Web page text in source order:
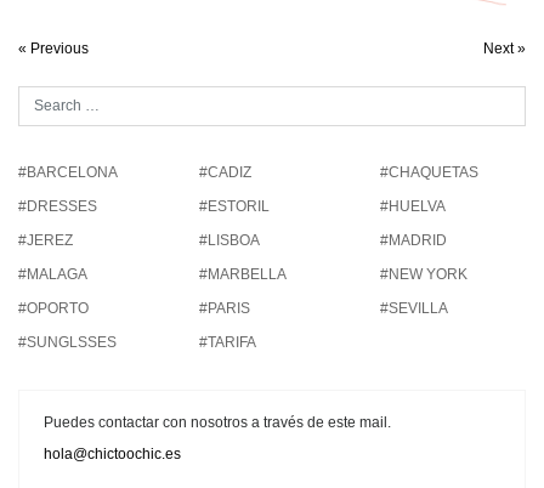
« Previous Next »
#BARCELONA #CADIZ
#CHAQUETAS
#DRESSES
#ESTORIL
#HUELVA
#JEREZ
#LISBOA
#MADRID
#MALAGA
#MARBELLA
#NEW YORK
#OPORTO
#PARIS
#SEVILLA
#SUNGLSSES
#TARIFA
Puedes contactar con nosotros a través de este mail.
hola@chictoochic.es